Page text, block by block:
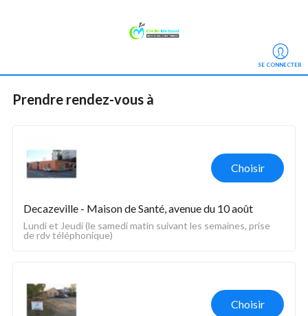
SE CONNECTER
Prendre rendez-vous à
Choisir
Decazeville - Maison de Santé, avenue du 10 août
Lundi et Jeudi (le samedi matin suivant les semaines, prise
de rdv téléphonique)
Choisir